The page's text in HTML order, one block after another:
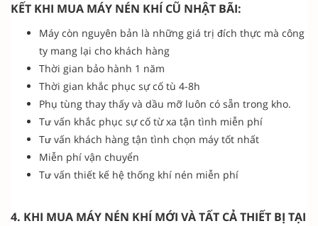
KẾT KHI MUA MÁY NÉN KHÍ CŨ NHẬT BÃI:
Máy còn nguyên bản là những giá trị đích thực mà công
ty mang lại cho khách hàng
Thời gian bảo hành 1 năm
Thời gian khắc phục sự cố tù 4-8h
Phụ tùng thay thấy và dầu mỡ luôn có sẵn trong kho.
Tư vấn khắc phục sự cố từ xa tận tình miễn phí
Tư vấn khách hàng tận tình chọn máy tốt nhất
Miễn phí vận chuyển
Tư vấn thiết kế hệ thống khí nén miễn phí
4. KHI MUA MÁY NÉN KHÍ MỚI VÀ TẤT CẢ THIẾT BỊ TẠI